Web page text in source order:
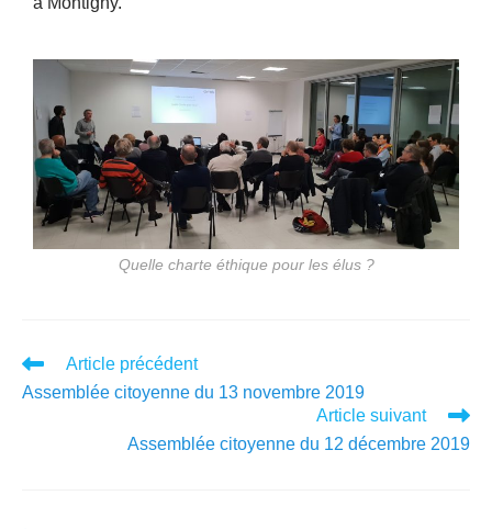
Quelle charte éthique pour les élus ?
Article précédent
Assemblée citoyenne du 13 novembre 2019
Article suivant
Assemblée citoyenne du 12 décembre 2019